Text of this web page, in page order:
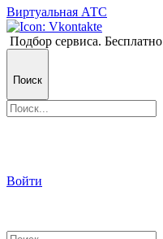
Виртуальная АТС
Подбор сервиса. Бесплатно
Поиск
Войти